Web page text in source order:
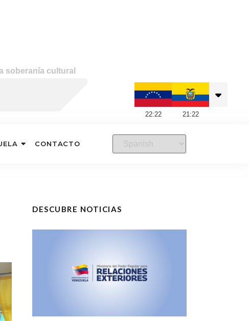
soberanía cultural
22:22 21 :22
CONTACTO
DESCUBRE NOTICIAS